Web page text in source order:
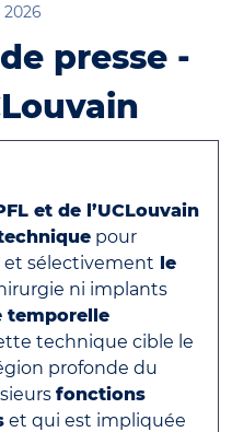
presse -
et de l’UCLouvain
pour
sélectivement le
ni implants
temporelle
technique cible le
profonde du
fonctions
et qui est impliquée